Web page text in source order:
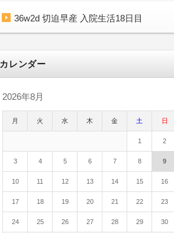
36w2d 切迫早産 入院生活18日目
カレンダー
2026年8月
月 火 水 木 金 土 日
1 2
3 4 5 6 7 8 9
10 11 12 13 14 15 16
17 18 19 20 21 22 23
24 25 26 27 28 29 30